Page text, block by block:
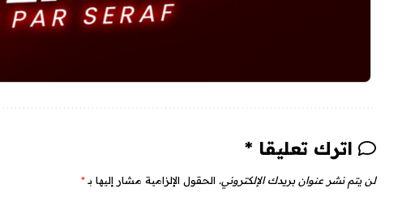
اترك تعليقا *
لن يتم نشر عنوان بريدك الإلكتروني. الحقول الإلزامية مشار إليها بـ*